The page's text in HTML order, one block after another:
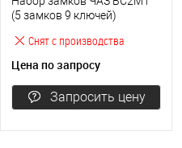
Снят с производства
(5 замков 9 ключей)
Цена по запросу
Запросить цену